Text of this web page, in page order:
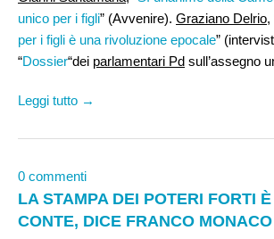
unico per i figli” (Avvenire). Graziano Delrio,
per i figli è una rivoluzione epocale”
“Dossier“dei parlamentari Pd sull’assegno
Leggi tutto →
0 commenti
LA STAMPA DEI POTERI FORTI
CONTE, DICE FRANCO MONACO